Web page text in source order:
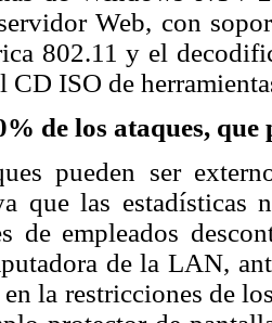
Web, con
802.11 y el
CD ISO de
de los ataques,
pueden ser
que las estadísticas
de empleados
de la LAN,
la restricciones de